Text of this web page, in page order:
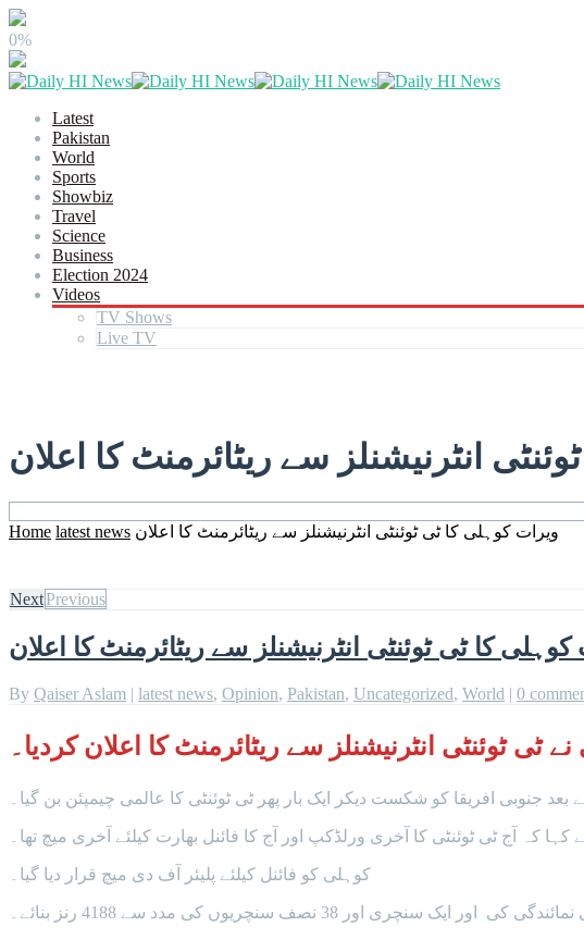
0%
Latest
Pakistan
World
Sports
Showbiz
Travel
Science
Business
Election 2024
Videos
TV Shows
Live TV
انٹرنیشنلز سے ریٹائرمنٹ کا اعلان
Home latest news ویرات کوہلی کا ٹی ٹوئنٹی انٹرنیشنلز سے ریٹائرمنٹ کا اعلان
NextPrevious
کوہلی کا ٹی ٹوئنٹی انٹرنیشنلز سے ریٹائرمنٹ کا اعلان
By Qaiser Aslam | latest news, Opinion, Pakistan, Uncategorized, World | 0
ٹوئنٹی انٹرنیشنلز سے ریٹائرمنٹ کا اعلان کردیا۔
جنوبی افریقا کو شکست دیکر ایک بار پھر ٹی ٹوئنٹی کا عالمی چیمپئن بن گیا۔
کہ آج ٹی ٹوئنٹی کا آخری ورلڈکپ اور آج کا فائنل بھارت کیلئے آخری میچ تھا۔
کوہلی کو فائنل کیلئے پلیئر آف دی میچ قرار دیا گیا۔